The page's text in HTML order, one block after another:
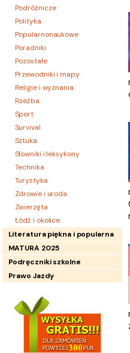
Podróżnicze
Polityka
Popularnonaukowe
Poradniki
Pozostałe
Przewodniki i mapy
Religie i wyznania
Rzeźba
Sport
Survival
Sztuka
Słowniki i leksykony
Technika
Turystyka
Zdrowie i uroda
Zwierzęta
Łódź i okolice
Literatura piękna i popularna
MATURA 2025
Podręczniki szkolne
Prawo Jazdy